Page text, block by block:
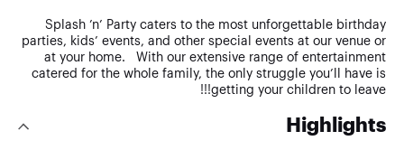
Splash ’n’ Party caters to the most unforgettable birthday
parties, kids’ events, and other special events at our venue or
at your home. With our extensive range of entertainment
catered for the whole family, the only struggle you’ll have is
getting your children to leave!!!
Highlights